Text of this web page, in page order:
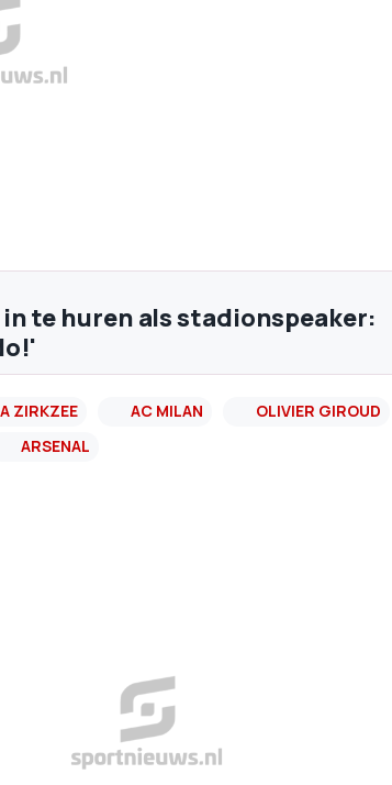
te huren als stadionspeaker:
ZIRKZEE AC MILAN
OLIVIER GIROUD
ARSENAL